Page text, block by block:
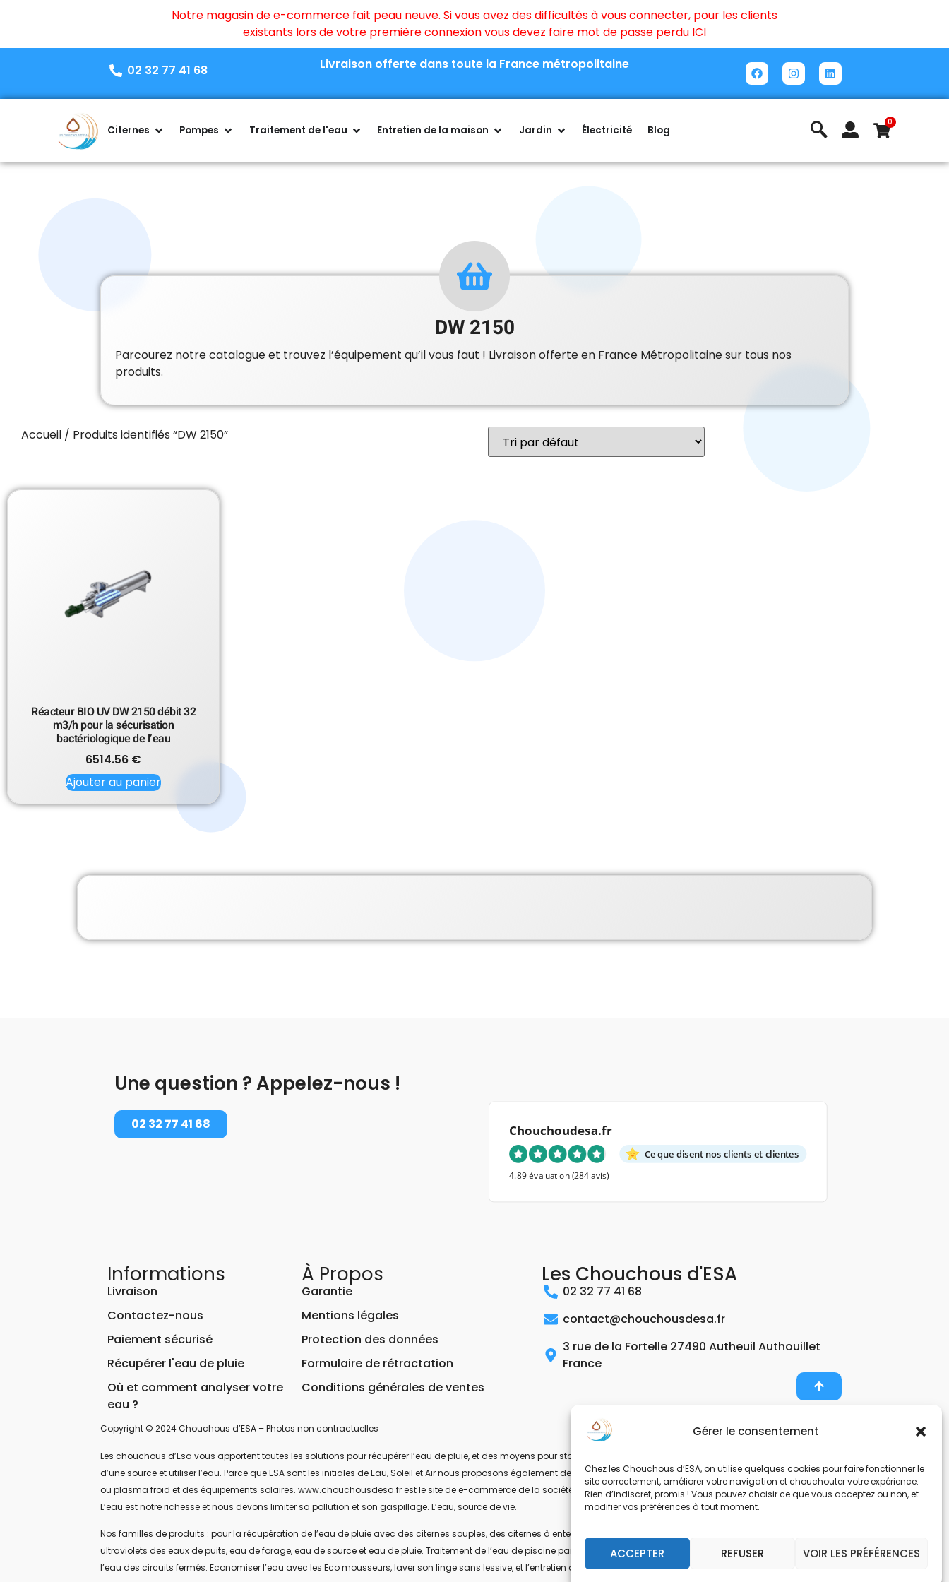
Gérer le consentement
Chez les Chouchous d’ESA, on utilise quelques cookies pour faire fonctionner le
site correctement, améliorer votre navigation et chouchouter votre expérience.
Rien d’indiscret, promis ! Vous pouvez choisir ce que vous acceptez ou non, et
modifier vos préférences à tout moment.
ACCEPTER REFUSER VOIR LES PRÉFÉRENCES
Notre magasin de e-commerce fait peau neuve. Si vous avez des difficultés à vous connecter, pour les clients
existants lors de votre première connexion vous devez faire mot de passe perdu ICI
02 32 77 41 68 Livraison offerte dans toute la France métropolitaine
Citernes Pompes Traitement de l'eau Entretien de la maison Jardin Électricité Blog
0
DW 2150
Parcourez notre catalogue et trouvez l’équipement qu’il vous faut ! Livraison offerte en France Métropolitaine sur tous nos
produits.
Accueil / Produits identifiés “DW 2150”
Réacteur BIO UV DW 2150 débit 32
m3/h pour la sécurisation
bactériologique de l’eau
6514.56 €
Ajouter au panier
Une question ? Appelez-nous !
02 32 77 41 68 Chouchoudesa.fr
Ce que disent nos clients et clientes
4.89 évaluation(284 avis)
Informations
Livraison
Contactez-nous
Paiement sécurisé
Récupérer l'eau de pluie
Où et comment analyser votre
eau ?
À Propos
Garantie
Mentions légales
Protection des données
Formulaire de rétractation
Conditions générales de ventes
Les Chouchous d'ESA
02 32 77 41 68
contact@chouchousdesa.fr
3 rue de la Fortelle 27490 Autheuil Authouillet
France
Copyright © 2024 Chouchous d’ESA – Photos non contractuelles
Les chouchous d’Esa vous apportent toutes les solutions pour récupérer l’eau de pluie, et des moyens pour stocker, filtrer, traiter et potabiliser l’eau d’un forage, d’un puits ou
d’une source et utiliser l’eau. Parce que ESA sont les initiales de Eau, Soleil et Air nous proposons également des équipements pour décontaminer de l’air par photocatalyse
ou plasma froid et des équipements solaires. www.chouchousdesa.fr est le site de e-commerce de la société ESA Evolutions, une entreprise Normande au service de l’eau.
L’eau est notre richesse et nous devons limiter sa pollution et son gaspillage. L’eau, source de vie.
Nos familles de produits : pour la récupération de l’eau de pluie avec des citernes souples, des citernes à enterrer, ou des citernes hors sol. Filtration et potabilisation par
ultraviolets des eaux de puits, eau de forage, eau de source et eau de pluie. Traitement de l’eau de piscine par UV-C. Les pompes et gestionnaire d’eau. Anticalcaire, clarifier
l’eau des circuits fermés. Economiser l’eau avec les Eco mousseurs, laver son linge sans lessive, et l’entretien de la maison et de locaux avec des microfibres.